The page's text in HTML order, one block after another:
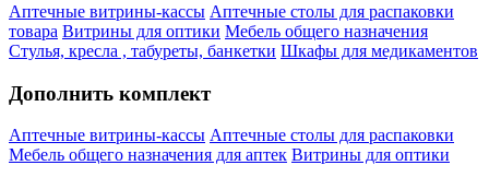
Аптечные витрины-кассы Аптечные столы для распаковки
товара Витрины для оптики Мебель общего назначения
Стулья, кресла , табуреты, банкетки Шкафы для медикаментов
Дополнить комплект
Аптечные витрины-кассы Аптечные столы для распаковки
Мебель общего назначения для аптек Витрины для оптики